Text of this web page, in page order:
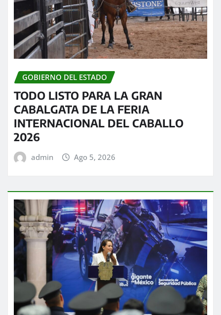
GOBIERNO DEL ESTADO
TODO LISTO PARA LA GRAN
CABALGATA DE LA FERIA
INTERNACIONAL DEL CABALLO
2026
admin Ago 5, 2026